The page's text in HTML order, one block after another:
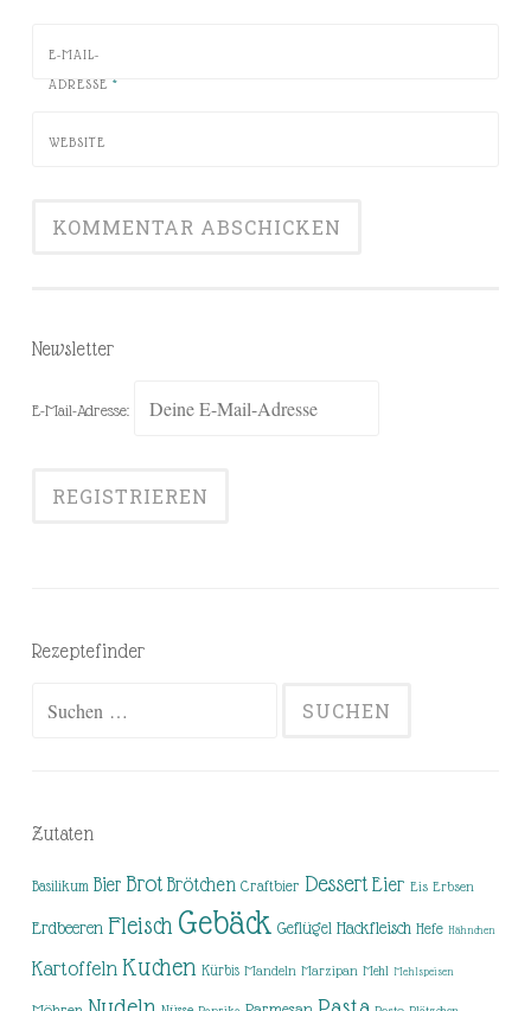
E-MAIL-
ADRESSE *
WEBSITE
Newsletter
E-Mail-Adresse:
Rezeptefinder
Zutaten
Basilikum Bier Brot Brötchen Craftbier Dessert Eier Eis Erbsen
Erdbeeren Fleisch Gebäck Geflügel Hackfleisch Hefe Hähnchen
Kartoffeln Kuchen Kürbis Mandeln Marzipan Mehl Mehlspeisen